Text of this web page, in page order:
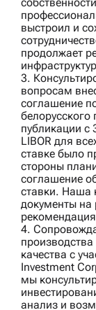
выстроил и
продолжает
3.
вопросам
соглашение
публикации с
LIBOR для
ставке было
стороны
соглашение
ставки. Наша
документы
4.
качества с
Investment
мы
анализ и